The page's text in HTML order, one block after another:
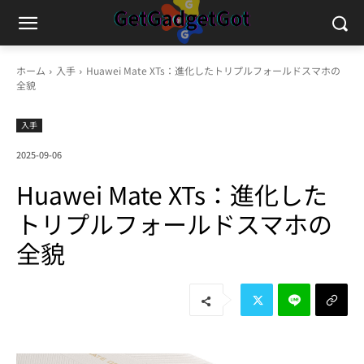
ホーム 入手
Huawei Mate XTs：進化したトリプルフォールドスマホの
全貌
入手
2025-09-06
Huawei Mate XTs：進化した
トリプルフォールドスマホの
全貌